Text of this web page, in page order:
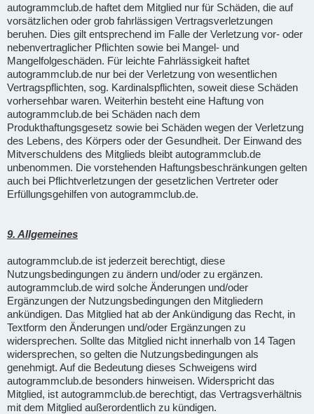
autogrammclub.de haftet dem Mitglied nur für Schäden, die auf
vorsätzlichen oder grob fahrlässigen Vertragsverletzungen
beruhen. Dies gilt entsprechend im Falle der Verletzung vor- oder
nebenvertraglicher Pflichten sowie bei Mangel- und
Mangelfolgeschäden. Für leichte Fahrlässigkeit haftet
autogrammclub.de nur bei der Verletzung von wesentlichen
Vertragspflichten, sog. Kardinalspflichten, soweit diese Schäden
vorhersehbar waren. Weiterhin besteht eine Haftung von
autogrammclub.de bei Schäden nach dem
Produkthaftungsgesetz sowie bei Schäden wegen der Verletzung
des Lebens, des Körpers oder der Gesundheit. Der Einwand des
Mitverschuldens des Mitglieds bleibt autogrammclub.de
unbenommen. Die vorstehenden Haftungsbeschränkungen gelten
auch bei Pflichtverletzungen der gesetzlichen Vertreter oder
Erfüllungsgehilfen von autogrammclub.de.
9. Allgemeines
autogrammclub.de ist jederzeit berechtigt, diese
Nutzungsbedingungen zu ändern und/oder zu ergänzen.
autogrammclub.de wird solche Änderungen und/oder
Ergänzungen der Nutzungsbedingungen den Mitgliedern
ankündigen. Das Mitglied hat ab der Ankündigung das Recht, in
Textform den Änderungen und/oder Ergänzungen zu
widersprechen. Sollte das Mitglied nicht innerhalb von 14 Tagen
widersprechen, so gelten die Nutzungsbedingungen als
genehmigt. Auf die Bedeutung dieses Schweigens wird
autogrammclub.de besonders hinweisen. Widerspricht das
Mitglied, ist autogrammclub.de berechtigt, das Vertragsverhältnis
mit dem Mitglied außerordentlich zu kündigen.